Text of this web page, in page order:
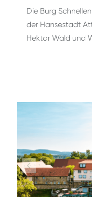
Die Burg
der Hansestadt
Hektar Wald und